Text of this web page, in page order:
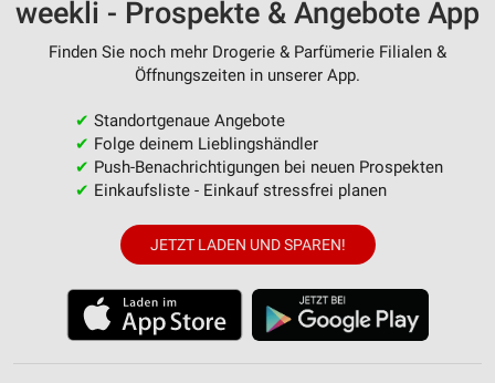
weekli - Prospekte & Angebote App
Finden Sie noch mehr Drogerie & Parfümerie Filialen &
Öffnungszeiten in unserer App.
✔ Standortgenaue Angebote
✔ Folge deinem Lieblingshändler
✔ Push-Benachrichtigungen bei neuen Prospekten
✔ Einkaufsliste - Einkauf stressfrei planen
JETZT LADEN UND SPAREN!